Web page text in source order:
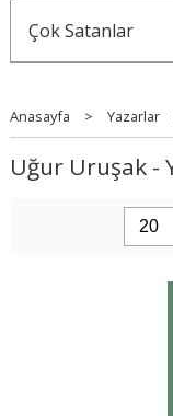
Çok Satanlar
Anasayfa > Yazarlar
Uğur Uruşak -